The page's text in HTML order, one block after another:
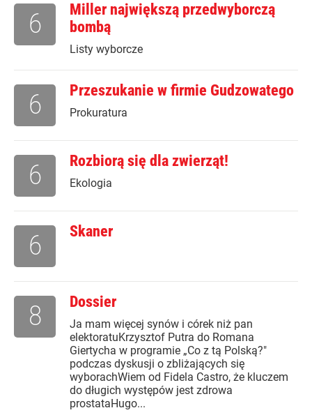
Miller największą przedwyborczą
bombą
Listy wyborcze
6
Przeszukanie w firmie Gudzowatego
Prokuratura
6
Rozbiorą się dla zwierząt!
Ekologia
6
Skaner
6
Dossier
Ja mam więcej synów i córek niż pan
elektoratuKrzysztof Putra do Romana
Giertycha w programie „Co z tą Polską?"
podczas dyskusji o zbliżających się
wyborachWiem od Fidela Castro, że kluczem
do długich występów jest zdrowa
prostataHugo...
8